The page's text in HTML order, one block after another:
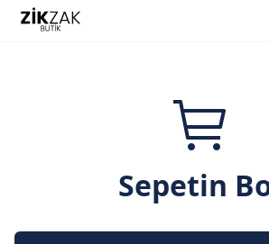
Sepetin